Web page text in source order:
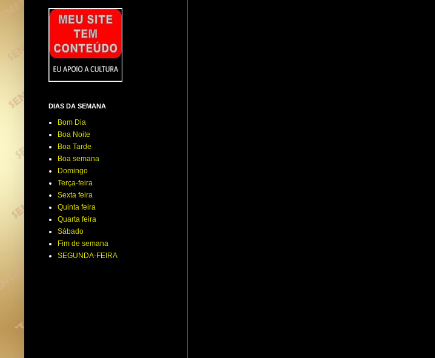
DIAS DA SEMANA
Bom Dia
Boa Noite
Boa Tarde
Boa semana
Domingo
Terça-feira
Sexta feira
Quinta feira
Quarta feira
Sábado
Fim de semana
SEGUNDA-FEIRA